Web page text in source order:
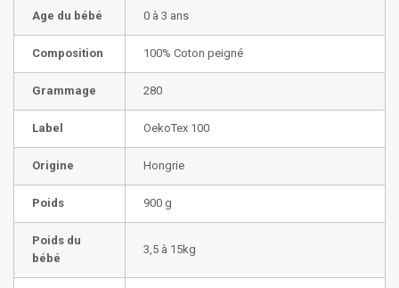
Age du bébé 0 à 3 ans
Composition 100% Coton peigné
Grammage 280
Label OekoTex 100
Origine Hongrie
Poids 900 g
Poids du
bébé
3,5 à 15kg